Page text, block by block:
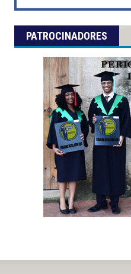
PATROCINADORES